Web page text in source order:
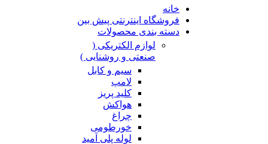
خانه
فروشگاه اینترنتی پیش بین
دسته بندی محصولات
لوازم الکتریکی (
صنعتی و روشنایی )
سیم و کابل
لامپ
کلید پریز
هواکش
چراغ
خورطومی
لوله پلی آمید